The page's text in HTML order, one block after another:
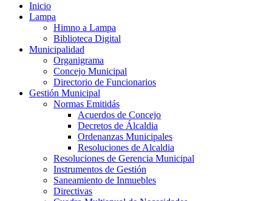
Inicio
Lampa
Himno a Lampa
Biblioteca Digital
Municipalidad
Organigrama
Concejo Municipal
Directorio de Funcionarios
Gestión Municipal
Normas Emitidás
Acuerdos de Concejo
Decretos de Álcaldia
Ordenanzas Municipales
Resoluciones de Alcaldia
Resoluciones de Gerencia Municipal
Instrumentos de Gestión
Saneamiento de Inmuebles
Directivas